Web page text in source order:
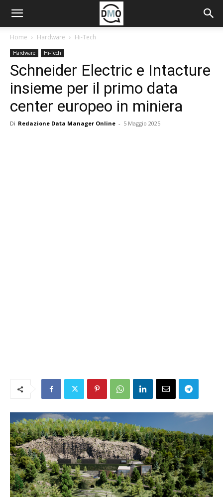
Home Hardware Hi-Tech
Hardware Hi-Tech
Schneider Electric e Intacture
insieme per il primo data
center europeo in miniera
Di Redazione Data Manager Online - 5 Maggio 2025